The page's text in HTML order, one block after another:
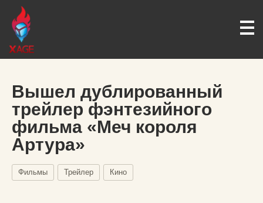
Вышел дублированный
трейлер фэнтезийного
фильма «Меч короля
Артура»
Фильмы Трейлер Кино